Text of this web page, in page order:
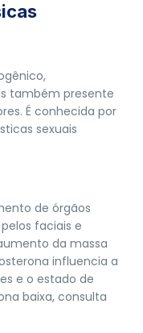
também presente
É conhecida por
sexuais
de órgãos
faciais e
da massa
influencia a
e o estado de
baixa, consulta